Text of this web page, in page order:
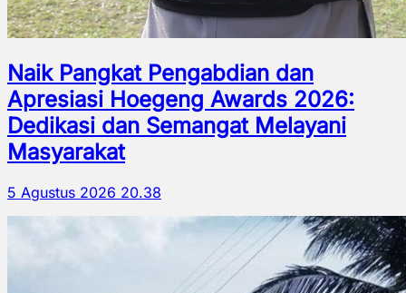
Naik Pangkat Pengabdian dan
Apresiasi Hoegeng Awards 2026:
Dedikasi dan Semangat Melayani
Masyarakat
5 Agustus 2026 20.38